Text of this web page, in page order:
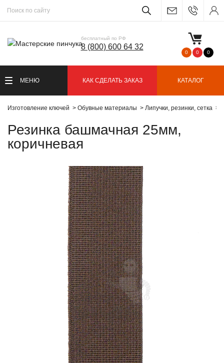
бесплатный по РФ
8 (800) 600 64 32
0 0 0
МЕНЮ КАК СДЕЛАТЬ ЗАКАЗ КАТАЛОГ
Изготовление ключей Обувные материалы Липучки, резинки, сетка
Резинка башмачная 25мм,
коричневая